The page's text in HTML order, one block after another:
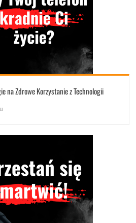
na Zdrowe Korzystanie z Technologii